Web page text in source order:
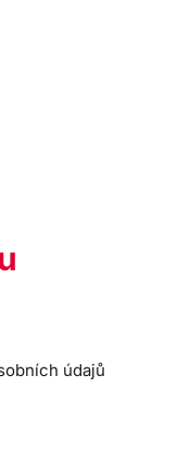
údajů